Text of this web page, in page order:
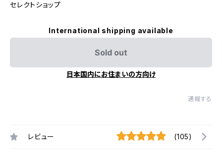
セレクトショップ
International shipping available
Sold out
日本国内にお住まいの方向け
通報する
レビュー (105)